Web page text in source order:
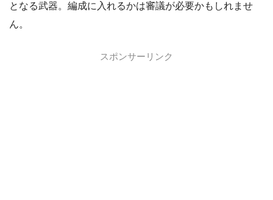
となる武器。編成に入れるかは審議が必要かもしれませ
ん。
スポンサーリンク